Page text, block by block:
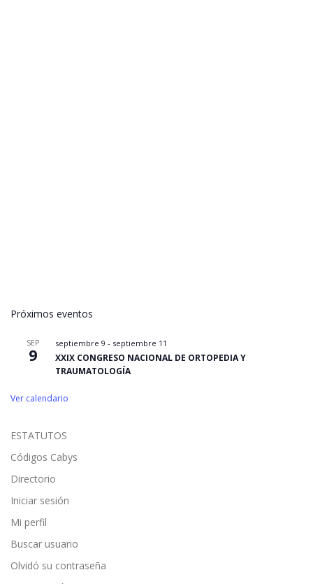
Próximos eventos
SEP
9
septiembre 9 - septiembre 11
XXIX CONGRESO NACIONAL DE ORTOPEDIA Y
TRAUMATOLOGÍA
Ver calendario
ESTATUTOS
Códigos Cabys
Directorio
Iniciar sesión
Mi perfil
Buscar usuario
Olvidó su contraseña